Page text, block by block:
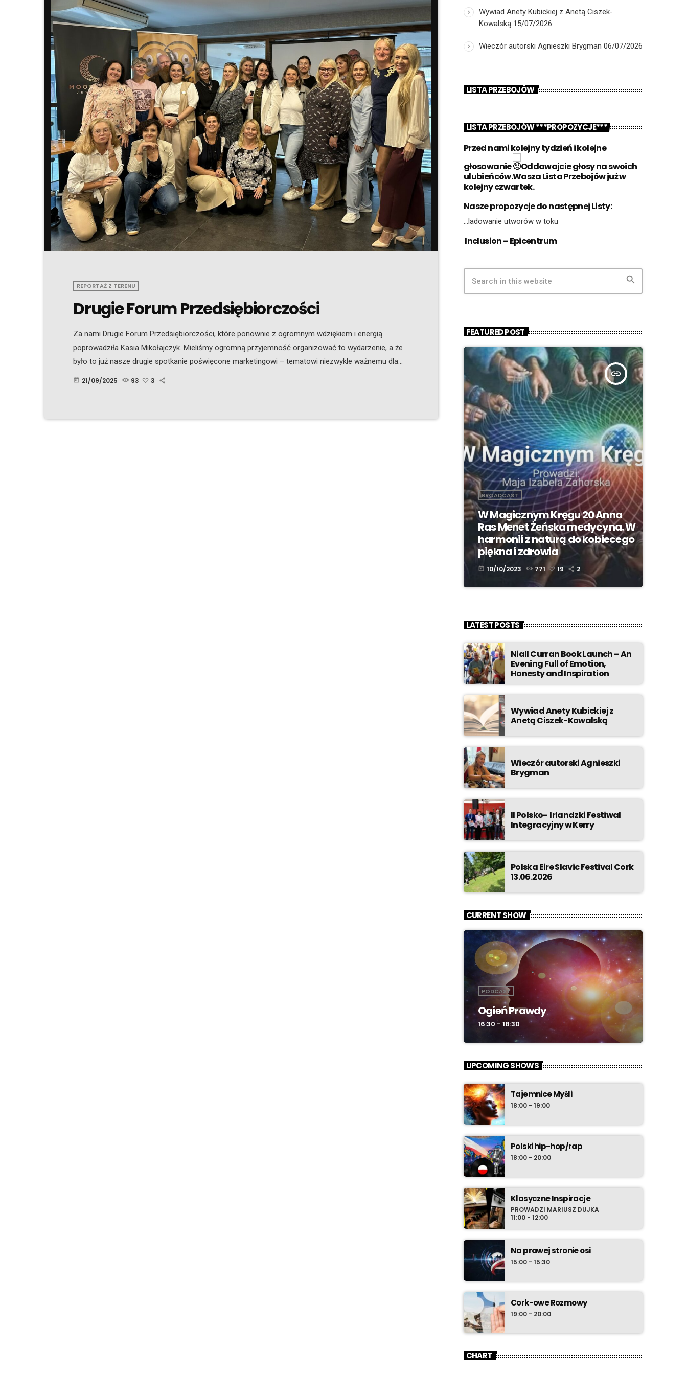
REPORTAŻ Z TERENU
Drugie Forum Przedsiębiorczości
Za nami Drugie Forum Przedsiębiorczości, które ponownie z ogromnym wdziękiem i energią
poprowadziła Kasia Mikołajczyk. Mieliśmy ogromną przyjemność organizować to wydarzenie, a że
było to już nasze drugie spotkanie poświęcone marketingowi – tematowi niezwykle ważnemu dla
przedsiębiorców, a jednocześnie szerokiemu, inspirującemu i zawsze aktualnemu – to tym bardziej
today 21/09/2025 93 3
Wywiad Anety Kubickiej z Anetą Ciszek-
Kowalską 15/07/2026
Wieczór autorski Agnieszki Brygman 06/07/2026
LISTA PRZEBOJÓW
LISTA PRZEBOJÓW ***PROPOZYCJE***
Przed nami kolejny tydzień i kolejne
głosowanie
Oddawajcie głosy na swoich
ulubieńców.Wasza Lista Przebojów już w
kolejny czwartek.
Nasze propozycje do następnej Listy:
…ladowanie utworów w toku
Inclusion – Epicentrum
search
FEATURED POST
insert_link
BROADCAST
W Magicznym Kręgu 20 Anna
Ras Menet Żeńska medycyna. W
harmonii z naturą do kobiecego
piękna i zdrowia
today 10/10/2023 771 19 2
LATEST POSTS
Niall Curran Book Launch – An
Evening Full of Emotion,
Honesty and Inspiration
Wywiad Anety Kubickiej z
Anetą Ciszek-Kowalską
Wieczór autorski Agnieszki
Brygman
II Polsko- Irlandzki Festiwal
Integracyjny w Kerry
Polska Eire Slavic Festival Cork
13.06.2026
CURRENT SHOW
PODCAST
Ogień Prawdy
16:30 - 18:30
UPCOMING SHOWS
Tajemnice Myśli
18:00 - 19:00
Polski hip-hop/rap
18:00 - 20:00
Klasyczne Inspiracje
PROWADZI MARIUSZ DUJKA
11:00 - 12:00
Na prawej stronie osi
15:00 - 15:30
Cork-owe Rozmowy
19:00 - 20:00
CHART